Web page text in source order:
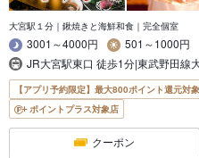
大宮駅１分｜鍬焼きと海鮮和食｜完全個室
3001～4000円
501～1000円
JR大宮駅東口 徒歩1分|東武野田線
【アプリ予約限定】最大800ポイント還元対
ポイントプラス対象店
クーポン